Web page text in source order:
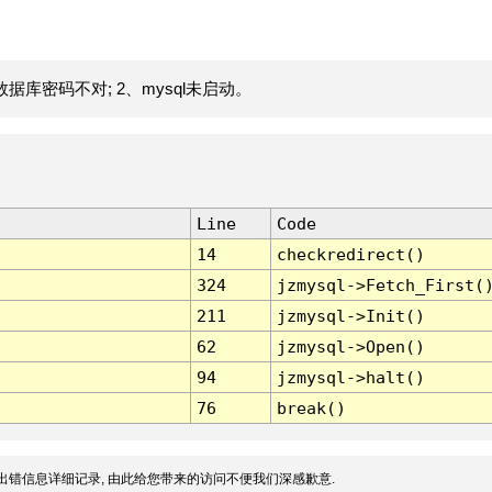
库密码不对; 2、mysql未启动。
Line
Code
14
checkredirect()
324
jzmysql-
211
jzmysql->Init()
62
jzmysql->Open()
94
jzmysql->halt()
76
break()
错信息详细记录, 由此给您带来的访问不便我们深感歉意.